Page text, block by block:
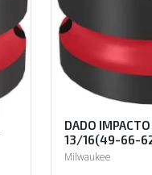
DADO
13/16(49-66-
Milwaukee